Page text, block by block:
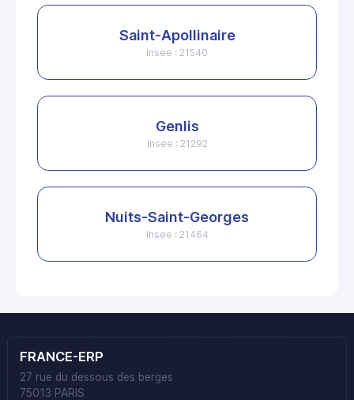
Saint-Apollinaire
Insee : 21540
Genlis
Insee : 21292
Nuits-Saint-Georges
Insee : 21464
FRANCE-ERP
27 rue du dessous des berges
75013 PARIS